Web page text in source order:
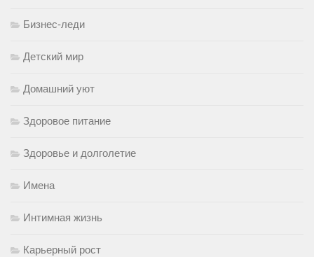
Бизнес-леди
Детский мир
Домашний уют
Здоровое питание
Здоровье и долголетие
Имена
Интимная жизнь
Карьерный рост